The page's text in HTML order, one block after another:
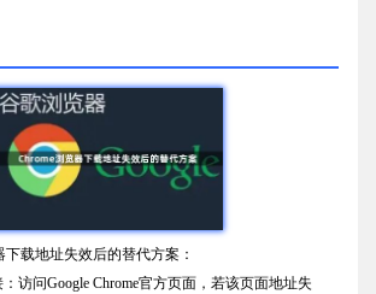
下载地址失效后的替代方案：
访问Google Chrome官方页面，若该页面地址失